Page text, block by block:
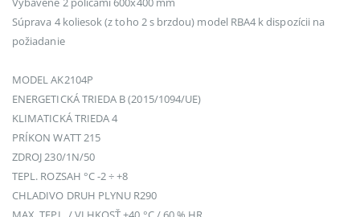
Vybavené 2 policami 600x400 mm
Súprava 4 koliesok (z toho 2 s brzdou) model RBA4 k dispozícii na
požiadanie
MODEL AK2104P
ENERGETICKÁ TRIEDA B (2015/1094/UE)
KLIMATICKÁ TRIEDA 4
PRÍKON WATT 215
ZDROJ 230/1N/50
TEPL. ROZSAH °C -2 ÷ +8
CHLADIVO DRUH PLYNU R290